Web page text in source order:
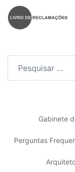
Gabinete
Perguntas